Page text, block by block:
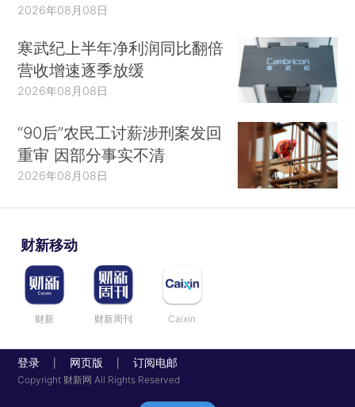
2026年08月08日
寒武纪上半年净利润同比翻倍
营收增速逐季放缓
2026年08月08日
“90后”农民工讨薪涉刑案发回
重审 因部分事实不清
2026年08月08日
财新移动
财新 财新周刊 Caixin
登录 网页版 订阅电邮
Copyright 财新网 All Rights Reserved